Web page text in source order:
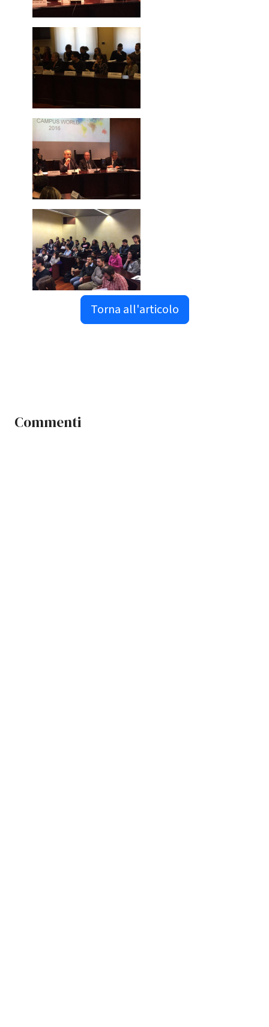
Torna all'articolo
Commenti